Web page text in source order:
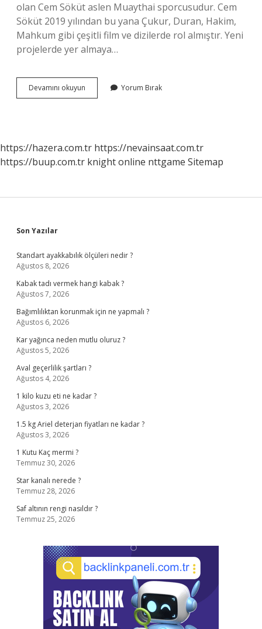
olan Cem Söküt aslen Muaythai sporcusudur. Cem
Söküt 2019 yılından bu yana Çukur, Duran, Hakim,
Mahkum gibi çeşitli film ve dizilerde rol almıştır. Yeni
projelerde yer almaya…
Devamını okuyun
Çapkını
Yorum Bırak
https://hazera.com.tr https://nevainsaat.com.tr
https://buup.com.tr knight online nttgame Sitemap
Sidebar
Son Yazılar
Standart ayakkabılık ölçüleri nedir ?
Ağustos 8, 2026
Kabak tadı vermek hangi kabak ?
Ağustos 7, 2026
Bağımlılıktan korunmak için ne yapmalı ?
Ağustos 6, 2026
Kar yağınca neden mutlu oluruz ?
Ağustos 5, 2026
Aval geçerlilik şartları ?
Ağustos 4, 2026
1 kilo kuzu eti ne kadar ?
Ağustos 3, 2026
1.5 kg Ariel deterjan fiyatları ne kadar ?
Ağustos 3, 2026
1 Kutu Kaç mermi ?
Temmuz 30, 2026
Star kanalı nerede ?
Temmuz 28, 2026
Saf altının rengi nasıldır ?
Temmuz 25, 2026